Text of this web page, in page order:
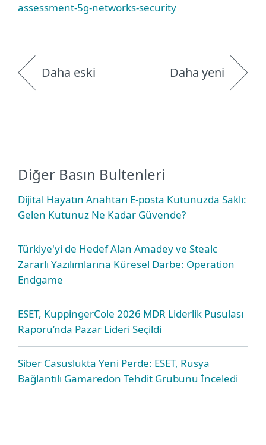
assessment-5g-networks-security
Daha eski Daha yeni
Diğer Basın Bultenleri
Dijital Hayatın Anahtarı E-posta Kutunuzda Saklı:
Gelen Kutunuz Ne Kadar Güvende?
Türkiye'yi de Hedef Alan Amadey ve Stealc
Zararlı Yazılımlarına Küresel Darbe: Operation
Endgame
ESET, KuppingerCole 2026 MDR Liderlik Pusulası
Raporu’nda Pazar Lideri Seçildi
Siber Casuslukta Yeni Perde: ESET, Rusya
Bağlantılı Gamaredon Tehdit Grubunu İnceledi